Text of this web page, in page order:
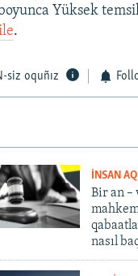
Yüksek
.
siz oquñız
İNSAN
Bir an –
nasıl